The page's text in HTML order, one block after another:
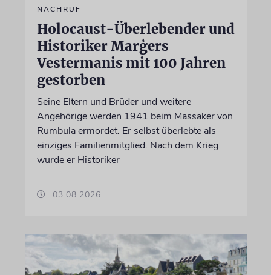
NACHRUF
Holocaust-Überlebender und
Historiker Marģers
Vestermanis mit 100 Jahren
gestorben
Seine Eltern und Brüder und weitere
Angehörige werden 1941 beim Massaker von
Rumbula ermordet. Er selbst überlebte als
einziges Familienmitglied. Nach dem Krieg
wurde er Historiker
03.08.2026